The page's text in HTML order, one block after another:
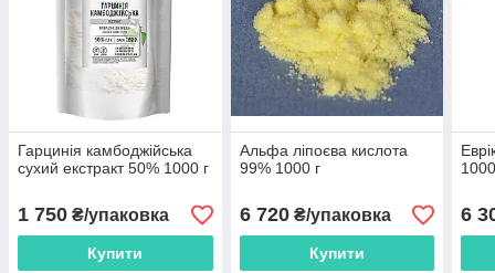
Гарцинія камбоджійська
сухий екстракт 50% 1000 г
1 750 ₴/упаковка
Купити
Альфа ліпоєва кислота
99% 1000 г
6 720₴/упаковка
Купити
6